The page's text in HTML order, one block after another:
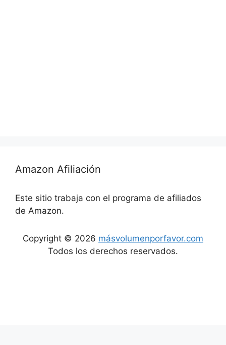
Amazon Afiliación
Este sitio trabaja con el programa de afiliados
de Amazon.
Copyright © 2026 másvolumenporfavor.com
Todos los derechos reservados.